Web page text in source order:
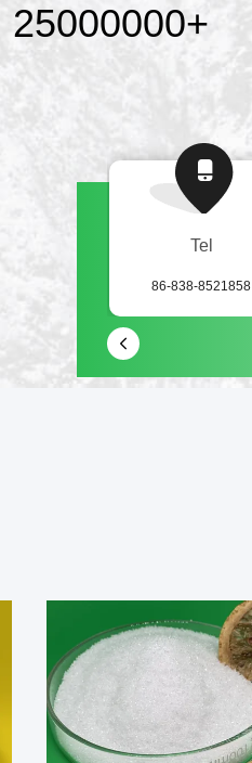
25000000+
Tel
86-838-8521858